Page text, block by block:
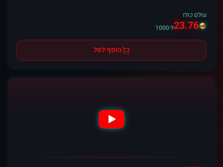
עולם כולו
23.76ל-1000
הוסף לסל